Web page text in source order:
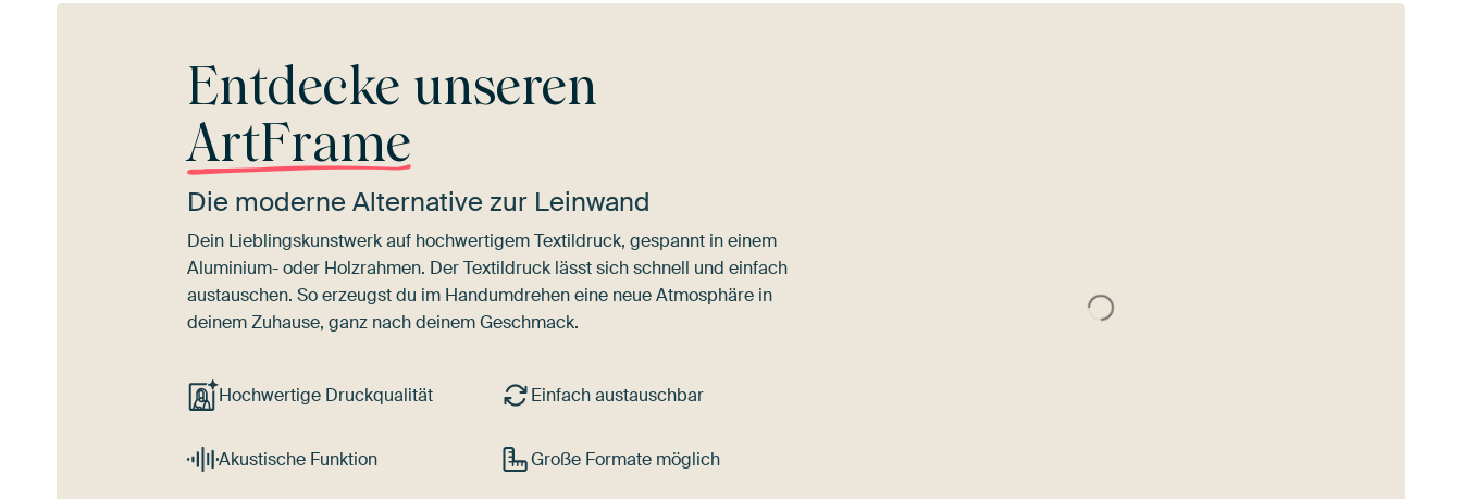
Entdecke unseren
ArtFrame
Die moderne Alternative zur Leinwand
Dein Lieblingskunstwerk auf hochwertigem Textildruck, gespannt in einem
Aluminium- oder Holzrahmen. Der Textildruck lässt sich schnell und einfach
austauschen. So erzeugst du im Handumdrehen eine neue Atmosphäre in
deinem Zuhause, ganz nach deinem Geschmack.
Hochwertige Druckqualität Einfach austauschbar
Akustische Funktion Große Formate möglich